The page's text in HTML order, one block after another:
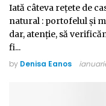
Iată câteva rețete de
natural : portofelul și
dar, atenție, să
fi...
by Denisa Eanos